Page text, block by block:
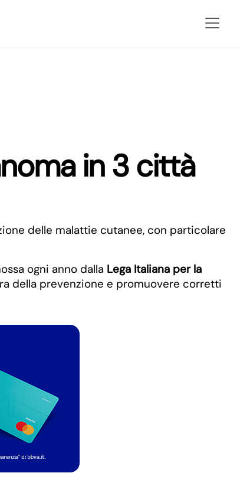
in 3 città
delle malattie cutanee, con particolare
ogni anno dalla Lega Italiana per la
della prevenzione e promuovere corretti